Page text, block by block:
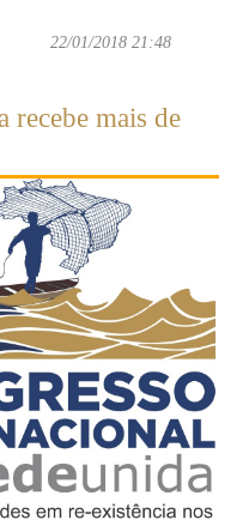
22/01/2018 21:48
recebe mais de